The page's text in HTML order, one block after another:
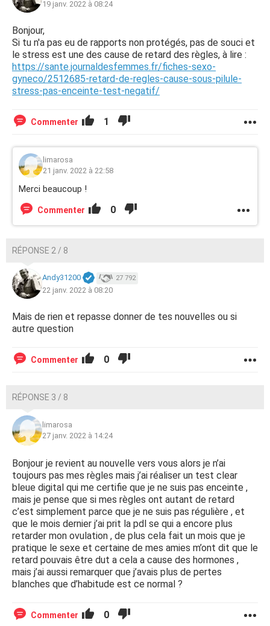
19 janv. 2022 à 08:24
Bonjour,
Si tu n'a pas eu de rapports non protégés, pas de souci et
le stress est une des cause de retard des règles, à lire :
https://sante.journaldesfemmes.fr/fiches-sexo-
gyneco/2512685-retard-de-regles-cause-sous-pilule-
stress-pas-enceinte-test-negatif/
Commenter 1
limarosa
21 janv. 2022 à 22:58
Merci beaucoup !
Commenter 0
RÉPONSE 2 / 8
Andy31200 27 792
22 janv. 2022 à 08:20
Mais de rien et repasse donner de tes nouvelles ou si
autre question
Commenter 0
RÉPONSE 3 / 8
limarosa
27 janv. 2022 à 14:24
Bonjour je revient au nouvelle vers vous alors je n’ai
toujours pas mes règles mais j’ai réaliser un test clear
bleue digital qui me certifie que je ne suis pas enceinte ,
mais je pense que si mes règles ont autant de retard
c’est simplement parce que je ne suis pas régulière , et
que le mois dernier j’ai prit la pdl se qui a encore plus
retarder mon ovulation , de plus cela fait un mois que je
pratique le sexe et certaine de mes amies m’ont dit que le
retard pouvais être dut a cela a cause des hormones ,
mais j’ai aussi remarquer que j’avais plus de pertes
blanches que d’habitude est ce normal ?
Commenter 0